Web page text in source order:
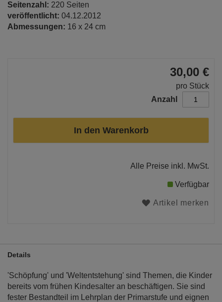
Seitenzahl: 220 Seiten
veröffentlicht: 04.12.2012
Abmessungen: 16 x 24 cm
30,00 €
pro Stück
Anzahl
In den Warenkorb
Alle Preise inkl. MwSt.
Verfügbar
Artikel merken
Details
'Schöpfung' und 'Weltentstehung' sind Themen, die Kinder
bereits vom frühen Kindesalter an beschäftigen. Sie sind
fester Bestandteil im Lehrplan der Primarstufe und eignen